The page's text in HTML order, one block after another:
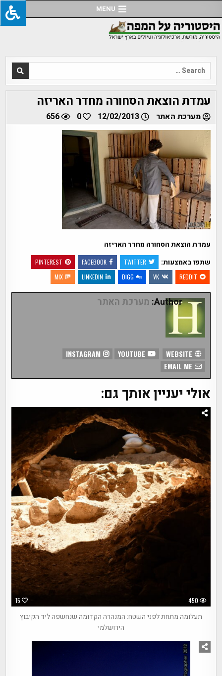
to
content
MENU
Search
for:
עמדת הוצאת הסחורה מחדר האריזה
מערכת האתר 12/02/2013
0
656
עמדת הוצאת הסחורה מחדר האריזה
שתפו באמצעות:
TWITTER
FACEBOOK
PINTEREST
REDDIT
VK
DIGG
LINKEDIN
MIX
Author: מערכת האתר
INSTAGRAM
אולי יעניין אותך גם:
15 450
תעלומה מתחת לפני השטח: המנהרה הקדומה שנחשפה ליד הקיבוץ
הירושלמי